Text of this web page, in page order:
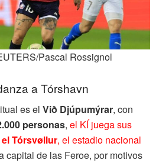
Pascal Rossignol
a Tórshavn
es el Við Djúpumýrar, con
personas, el KÍ juega sus
Tórsvøllur, el estadio nacional
capital de las Feroe, por motivos